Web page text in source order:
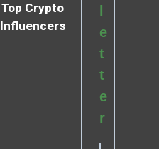
Top Crypto
Influencers
e
t
t
e
r